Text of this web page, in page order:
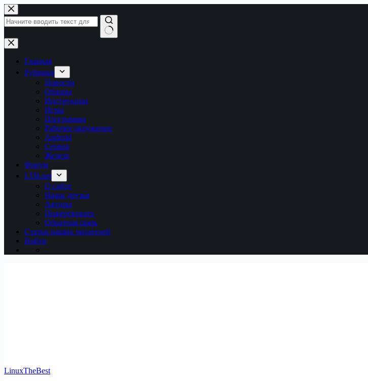
Перейти
к
сути
Ничего
не
найденоГлавная
Рубрики
Новости
Обзоры
Инструкции
Игры
Программы
Рабочее окружение
Android
Сервер
Железо
Форум
LTB.net
О сайте
Наши друзья
Авторы
Пожертвовать
Обратная связь
Статьи наших читателей
Войти
LinuxTheBest